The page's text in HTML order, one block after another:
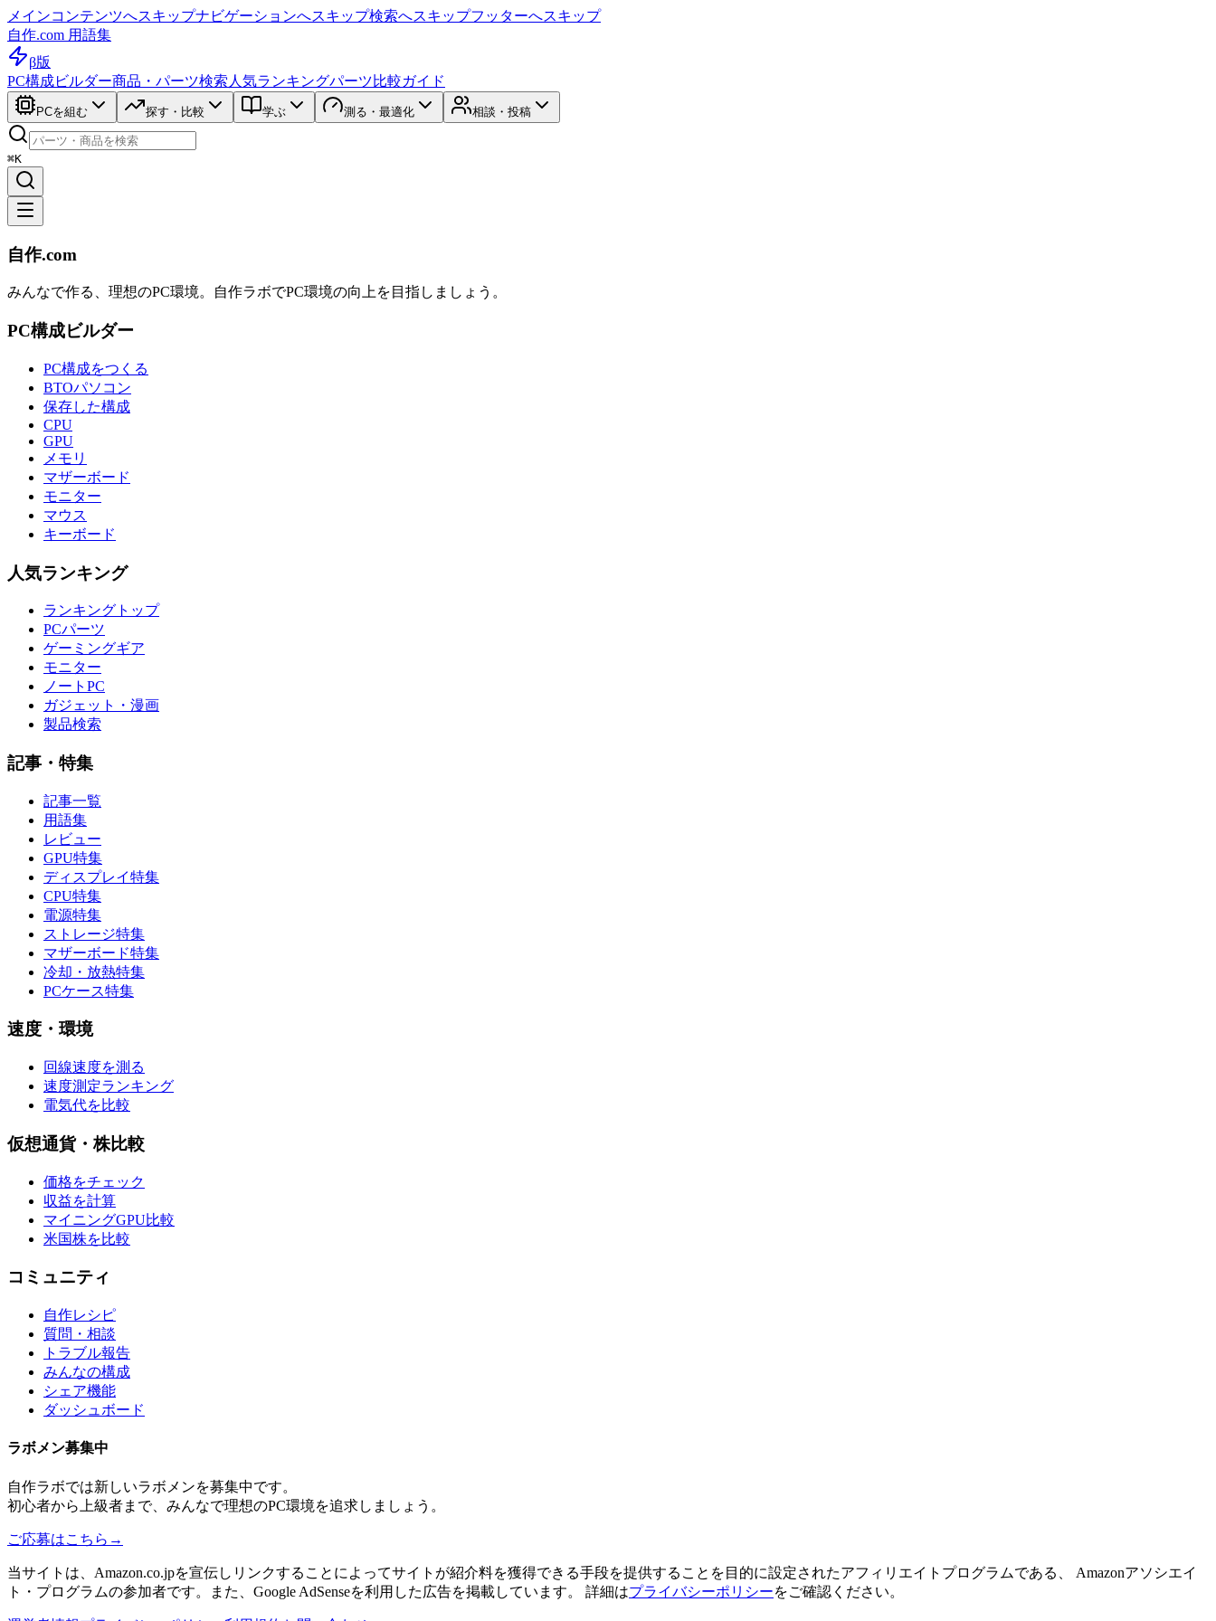
メインコンテンツへスキップナビゲーションへスキップ検索へスキップフッターへスキップ
自作.com 用語集
β版
PC構成ビルダー商品・パーツ検索 人気ランキングパーツ比較ガイド
PCを組む 探す・比較 学ぶ 測る・最適化 相談・投稿
⌘K
自作.com
みんなで作る、理想のPC環境。 自作ラボでPC環境の向上を目指しましょう。
PC構成ビルダー
PC構成をつくる
BTOパソコン
保存した構成
CPU
GPU
メモリ
マザーボード
モニター
マウス
キーボード
人気ランキング
ランキングトップ
PCパーツ
ゲーミングギア
モニター
ノートPC
ガジェット・漫画
製品検索
記事・特集
記事一覧
用語集
レビュー
GPU特集
ディスプレイ特集
CPU特集
電源特集
ストレージ特集
マザーボード特集
冷却・放熱特集
PCケース特集
速度・環境
回線速度を測る
速度測定ランキング
電気代を比較
仮想通貨・株比較
価格をチェック
収益を計算
マイニングGPU比較
米国株を比較
コミュニティ
自作レシピ
質問・相談
トラブル報告
みんなの構成
シェア機能
ダッシュボード
ラボメン募集中
自作ラボでは新しいラボメンを募集中です。
初心者から上級者まで、みんなで理想のPC環境を追求しましょう。
ご応募はこちら →
当サイトは、Amazon.co.jpを宣伝しリンクすることによってサイトが紹介料を獲得できる手段を提供することを目的に設定されたアフィリエイトプログラムである、 Amazonアソシエイ
ト・プログラムの参加者です。また、Google AdSenseを利用した広告を掲載しています。 詳細はプライバシーポリシーをご確認ください。